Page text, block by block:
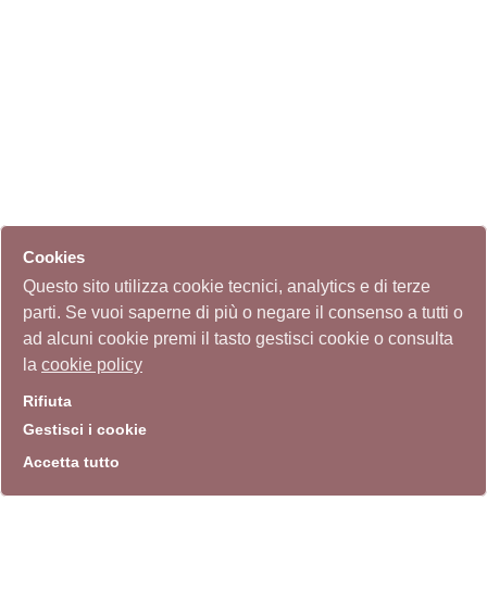
Cookies
Questo sito utilizza cookie tecnici, analytics e di terze
parti. Se vuoi saperne di più o negare il consenso a tutti o
ad alcuni cookie premi il tasto gestisci cookie o consulta
la cookie policy
Rifiuta
Gestisci i cookie
Accetta tutto